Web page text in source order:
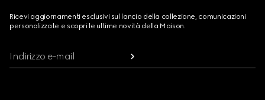
Ricevi aggiornamenti esclusivi sul lancio della collezione, comunicazioni
personalizzate e scopri le ultime novità della Maison.
Indirizzo e-mail